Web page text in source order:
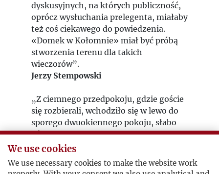
dyskusyjnych, na których publiczność,
oprócz wysłuchania prelegenta, miałaby
też coś ciekawego do powiedzenia.
«Domek w Kołomnie» miał być próbą
stworzenia terenu dla takich
wieczorów”.
Jerzy Stempowski
„Z ciemnego przedpokoju, gdzie goście
się rozbierali, wchodziło się w lewo do
sporego dwuokiennego pokoju, słabo
oświetlonego jedynie lampą u sufitu i
ascetycznie umeblowanego długim
stołem i kilkunastoma krzesłami”.
Halina Micińska-Kenarowa
We use cookies
We use necessary cookies to make the website work